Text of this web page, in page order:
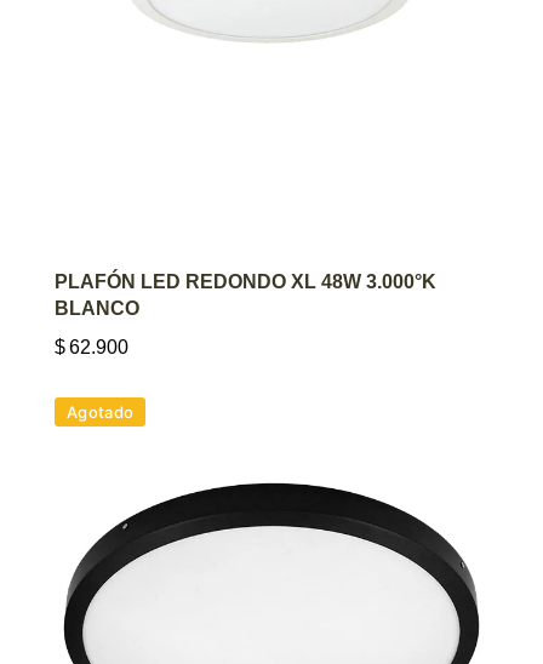
AGREGAR AL CARRITO
PLAFÓN LED REDONDO XL 48W 3.000°K
BLANCO
$62.900
Agotado